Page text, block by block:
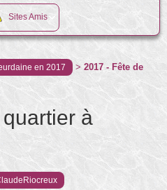
Sites Amis
en 2017 > 2017 - Fête de
à